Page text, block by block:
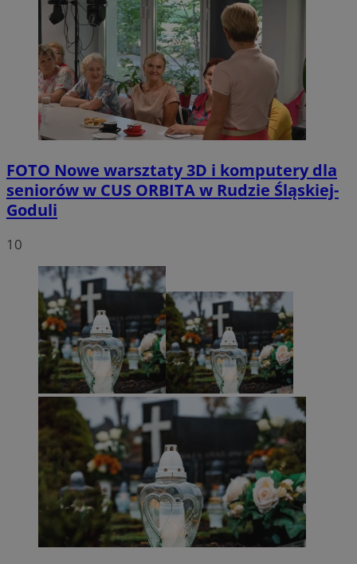
FOTO Nowe warsztaty 3D i komputery dla
seniorów w CUS ORBITA w Rudzie Śląskiej-
Goduli
10